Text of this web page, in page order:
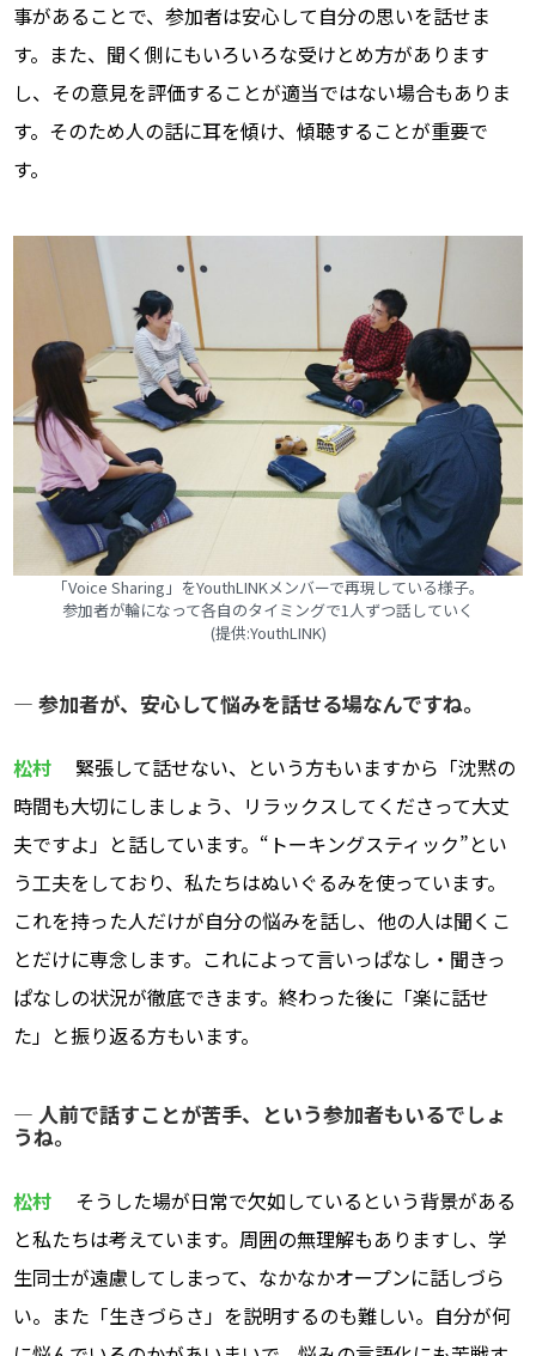
事があることで、参加者は安心して自分の思いを話せま
す。また、聞く側にもいろいろな受けとめ方があります
し、その意見を評価することが適当ではない場合もありま
す。そのため人の話に耳を傾け、傾聴することが重要で
す。
「Voice Sharing」をYouthLINKメンバーで再現している様子。
参加者が輪になって各自のタイミングで1人ずつ話していく
(提供:YouthLINK)
― 参加者が、安心して悩みを話せる場なんですね。
松村
緊張して話せない、という方もいますから「沈黙の
時間も大切にしましょう、リラックスしてくださって大丈
夫ですよ」と話しています。“トーキングスティック”とい
う工夫をしており、私たちはぬいぐるみを使っています。
これを持った人だけが自分の悩みを話し、他の人は聞くこ
とだけに専念します。これによって言いっぱなし・聞きっ
ぱなしの状況が徹底できます。終わった後に「楽に話せ
た」と振り返る方もいます。
― 人前で話すことが苦手、という参加者もいるでしょ
うね。
松村
そうした場が日常で欠如しているという背景がある
と私たちは考えています。周囲の無理解もありますし、学
生同士が遠慮してしまって、なかなかオープンに話しづら
い。また「生きづらさ」を説明するのも難しい。自分が何